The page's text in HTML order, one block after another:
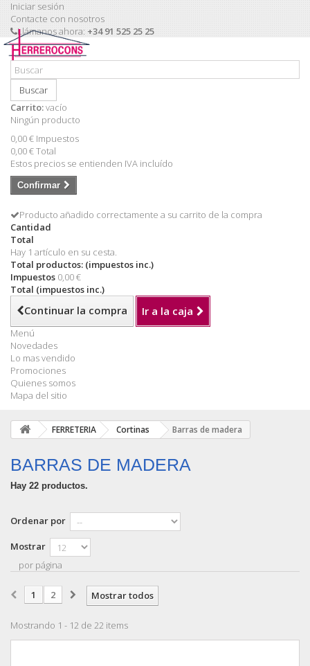
Iniciar sesión
Contacte con nosotros
Llámanos ahora: +34 91 525 25 25
Buscar
Carrito:vacío
Ningún producto
0,00 € Impuestos
0,00 €Total
Estos precios se entienden IVA incluído
Confirmar
Producto añadido correctamente a su carrito de la compra
Cantidad
Total
Hay 1 artículo en su cesta.
Total productos: (impuestos inc.)
Impuestos 0,00 €
Total (impuestos inc.)
Continuar la compra Ir a la caja
Menú
Novedades
Lo mas vendido
Promociones
Quienes somos
Mapa del sitio
FERRETERIA Cortinas Barras de madera
BARRAS DE MADERA
Hay 22 productos.
Ordenar por
Mostrar
por página
Mostrar todos
1 2
Mostrando 1 - 12 de 22 items